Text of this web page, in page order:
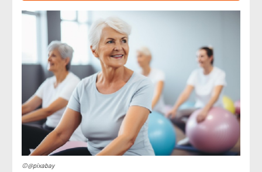
©@pixabay